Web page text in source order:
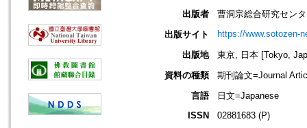
出版者
曹洞宗総合研究セン
出版サイト
https://www.sotozen-
出版地
東京, 日本 [Tokyo,
資料の種類
期刊論文=Journal
言語
日文=Japanese
ISSN
02881683 (P)